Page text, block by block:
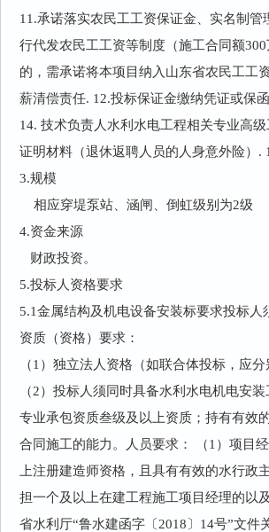
11.承诺落实农民工工资保证金、实名制
行代发农民工工资等制度（施工合同额
的，需承诺将本项目纳入山东省农民工工
薪清偿责任. 12.投标保证金缴纳凭证或保
14. 技术负责人水利水电工程相关专业高
证明材料（退休返聘人员的人身意外险）.
3.规模
相应穿堤泵站、涵闸、倒虹级别为2级
4.资金来源
财政投资。
5.投标人资格要求
5.1金属结构及机电设备安装标要求投标人
资质（资格）要求：
（1）独立法人资格（如联合体投标，应
（2）投标人须同时具备水利水电机电安
专业承包资质叁级及以上资质；持有有效
合同施工的能力。人员要求： （1）项目
上注册建造师资格，且具有有效的水行
担一个及以上在建工程施工项目经理的以
省水利厅“鲁水建函字〔2018〕14号”文